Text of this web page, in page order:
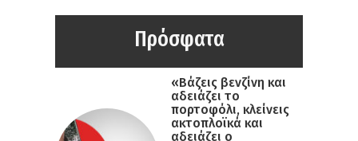
Πρόσφατα
«Βάζεις βενζίνη και
αδειάζει το
πορτοφόλι, κλείνεις
ακτοπλοϊκά και
αδειάζει ο